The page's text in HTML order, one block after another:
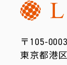
〒105-0003
東京都港